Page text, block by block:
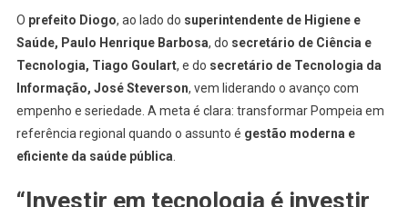
O prefeito Diogo, ao lado do superintendente de Higiene e
Saúde, Paulo Henrique Barbosa, do secretário de Ciência e
Tecnologia, Tiago Goulart, e do secretário de Tecnologia da
Informação, José Steverson, vem liderando o avanço com
empenho e seriedade. A meta é clara: transformar Pompeia em
referência regional quando o assunto é gestão moderna e
eficiente da saúde pública
“Investir em tecnologia é investir